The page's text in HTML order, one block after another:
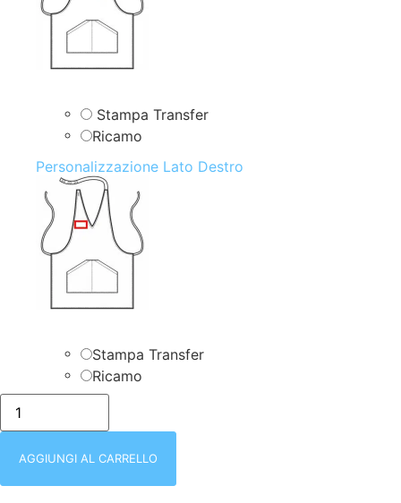
Stampa Transfer
Ricamo
Personalizzazione Lato Destro
Stampa Transfer
Ricamo
isacco-
090277-
GREMBIULE
|
AGGIUNGI AL CARRELLO